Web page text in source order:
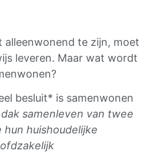
alleenwonend te zijn, moet
leveren. Maar wat wordt
besluit* is samenwonen
samenleven van twee
huishoudelijke